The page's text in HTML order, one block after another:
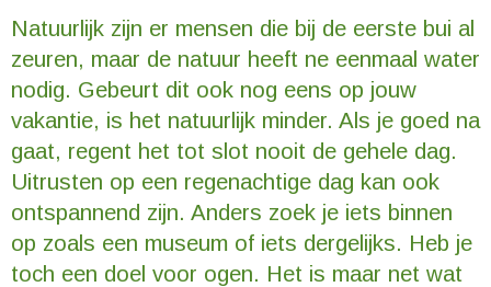
Natuurlijk zijn er mensen die bij de eerste bui al
zeuren, maar de natuur heeft ne eenmaal water
nodig. Gebeurt dit ook nog eens op jouw
vakantie, is het natuurlijk minder. Als je goed na
gaat, regent het tot slot nooit de gehele dag.
Uitrusten op een regenachtige dag kan ook
ontspannend zijn. Anders zoek je iets binnen
op zoals een museum of iets dergelijks. Heb je
toch een doel voor ogen. Het is maar net wat